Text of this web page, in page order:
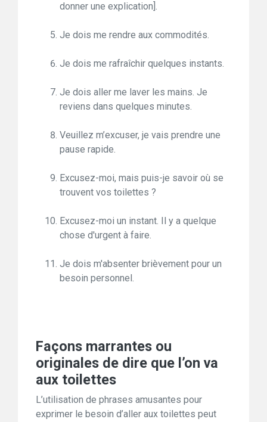
donner une explication].
Je dois me rendre aux commodités.
Je dois me rafraîchir quelques instants.
Je dois aller me laver les mains. Je
reviens dans quelques minutes.
Veuillez m’excuser, je vais prendre une
pause rapide.
Excusez-moi, mais puis-je savoir où se
trouvent vos toilettes ?
Excusez-moi un instant. Il y a quelque
chose d'urgent à faire.
Je dois m'absenter brièvement pour un
besoin personnel.
Façons marrantes ou
originales de dire que l’on va
aux toilettes
L’utilisation de phrases amusantes pour
exprimer le besoin d’aller aux toilettes peut